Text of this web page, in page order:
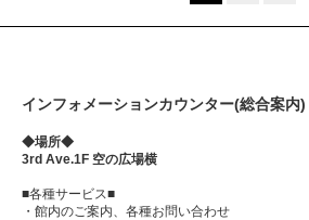
インフォメーションカウンター(総合案内)
◆場所◆
3rd Ave.1F 空の広場横
■各種サービス■
・館内のご案内、各種お問い合わせ